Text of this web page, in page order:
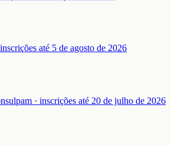
até 5 de agosto de 2026
· inscrições até 20 de julho de 2026